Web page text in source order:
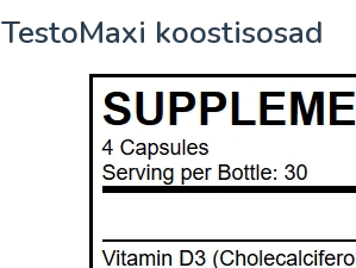
TestoMaxi koostisosad